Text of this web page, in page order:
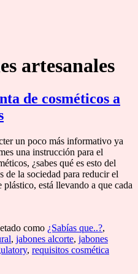
artesanales
de cosméticos a
un poco más informativo ya
una instrucción para el
¿sabes qué es esto del
la sociedad para reducir el
está llevando a que cada
como ¿Sabías que..?,
, jabones alcorte, jabones
, requisitos cosmética